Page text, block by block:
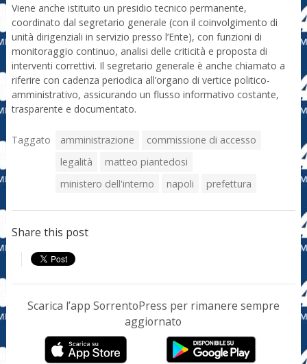
Viene anche istituito un presidio tecnico permanente,
coordinato dal segretario generale (con il coinvolgimento di
unità dirigenziali in servizio presso l’Ente), con funzioni di
monitoraggio continuo, analisi delle criticità e proposta di
interventi correttivi. Il segretario generale è anche chiamato a
riferire con cadenza periodica all’organo di vertice politico-
amministrativo, assicurando un flusso informativo costante,
trasparente e documentato.
Taggato amministrazione
commissione di accesso
legalità
matteo piantedosi
ministero dell'interno
napoli prefettura
Share this post
Scarica l’app SorrentoPress per rimanere sempre
aggiornato